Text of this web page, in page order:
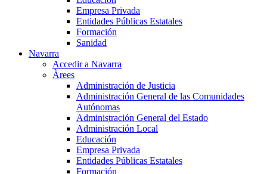
Empresa Privada
Entidades Públicas Estatales
Formación
Sanidad
Navarra
Accedir a Navarra
Àrees
Administración de Justicia
Administración General de las Comunidades
Autónomas
Administración General del Estado
Administración Local
Educación
Empresa Privada
Entidades Públicas Estatales
Formación